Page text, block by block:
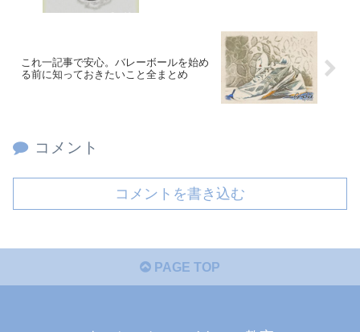
これ一記事で安心。バレーボールを始め
る前に知っておきたいこと全まとめ
コメント
コメントを書き込む
PAGE TOP